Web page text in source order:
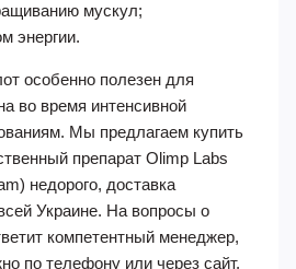
мускул;
энергии.
особенно полезен для
во время интенсивной
Мы предлагаем купить
препарат Olimp Labs
недорого, доставка
Украине. На вопросы о
компетентный менеджер,
по телефону или через сайт.